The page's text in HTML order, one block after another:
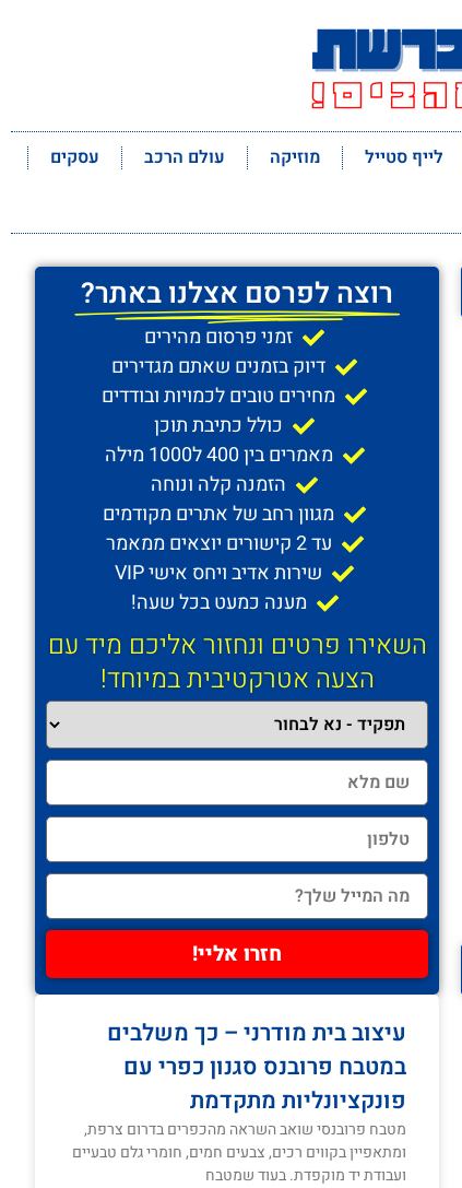
לייף סטייל מוזיקה עולם הרכב
עסקים
רוצה לפרסם אצלנו באתר?
זמני פרסום מהירים
דיוק בזמנים שאתם מגדירים
מחירים טובים לכמויות ובודדים
כולל כתיבת תוכן
מאמרים בין 400 ל1000 מילה
הזמנה קלה ונוחה
מגוון רחב של אתרים מקודמים
עד 2 קישורים יוצאים ממאמר
שירות אדיב ויחס אישי VIP
מענה כמעט בכל שעה!
השאירו פרטים ונחזור אליכם מיד עם
הצעה אטרקטיבית במיוחד!
חזרו אליי!
עיצוב בית מודרני – כך משלבים
במטבח פרובנס סגנון כפרי עם
פונקציונליות מתקדמת
מטבח פרובנסי שואב השראה מהכפרים בדרום צרפת,
ומתאפיין בקווים רכים, צבעים חמים, חומרי גלם טבעיים
ועבודת יד מוקפדת. בעוד שמטבח